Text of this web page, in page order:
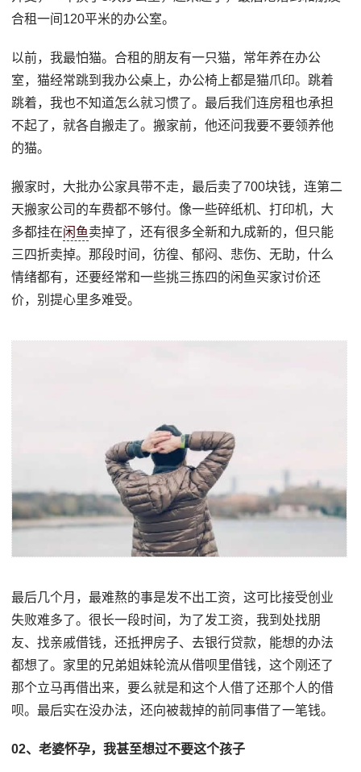
合租一间120平米的办公室。
以前，我最怕猫。合租的朋友有一只猫，常年养在办公
室，猫经常跳到我办公桌上，办公椅上都是猫爪印。跳着
跳着，我也不知道怎么就习惯了。最后我们连房租也承担
不起了，就各自搬走了。搬家前，他还问我要不要领养他
的猫。
搬家时，大批办公家具带不走，最后卖了700块钱，连第二
天搬家公司的车费都不够付。像一些碎纸机、打印机，大
多都挂在闲鱼卖掉了，还有很多全新和九成新的，但只能
三四折卖掉。那段时间，彷徨、郁闷、悲伤、无助，什么
情绪都有，还要经常和一些挑三拣四的闲鱼买家讨价还
价，别提心里多难受。
最后几个月，最难熬的事是发不出工资，这可比接受创业
失败难多了。很长一段时间，为了发工资，我到处找朋
友、找亲戚借钱，还抵押房子、去银行贷款，能想的办法
都想了。家里的兄弟姐妹轮流从借呗里借钱，这个刚还了
那个立马再借出来，要么就是和这个人借了还那个人的借
呗。最后实在没办法，还向被裁掉的前同事借了一笔钱。
02、老婆怀孕，我甚至想过不要这个孩子